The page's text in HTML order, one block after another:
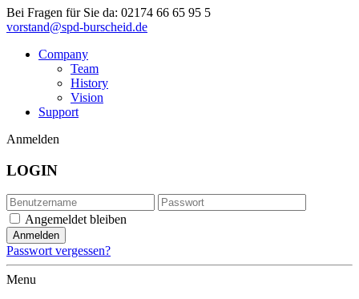
Bei Fragen für Sie da: 02174 66 65 95 5
vorstand@spd-burscheid.de
Company
Team
History
Vision
Support
Anmelden
LOGIN
Angemeldet bleiben
Passwort vergessen?
Menu